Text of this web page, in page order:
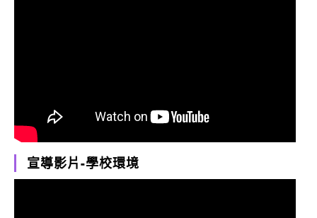
宣導影片-學校環境